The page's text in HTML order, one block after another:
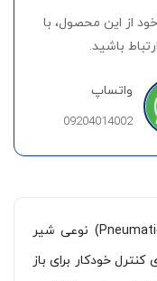
از این محصول، با
باشید.
واتساپ
09204014002
شیر زاویه‌ای پنوماتیک (Pneumatic Angle Valve) نوعی شیر
خودکار برای باز